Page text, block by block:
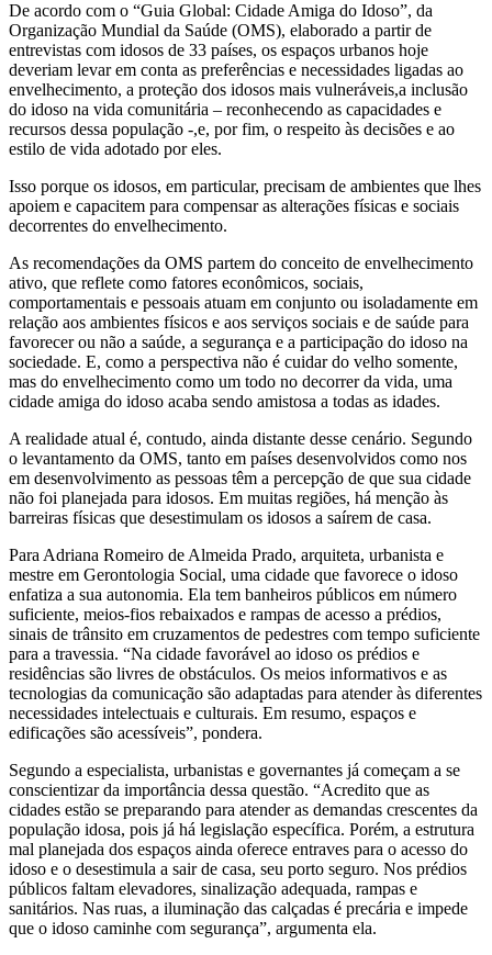
De acordo com o “Guia Global: Cidade Amiga do Idoso”, da
Organização Mundial da Saúde (OMS), elaborado a partir de
entrevistas com idosos de 33 países, os espaços urbanos hoje
deveriam levar em conta as preferências e necessidades ligadas ao
envelhecimento, a proteção dos idosos mais vulneráveis,a inclusão
do idoso na vida comunitária – reconhecendo as capacidades e
recursos dessa população -,e, por fim, o respeito às decisões e ao
estilo de vida adotado por eles.
Isso porque os idosos, em particular, precisam de ambientes que lhes
apoiem e capacitem para compensar as alterações físicas e sociais
decorrentes do envelhecimento.
As recomendações da OMS partem do conceito de envelhecimento
ativo, que reflete como fatores econômicos, sociais,
comportamentais e pessoais atuam em conjunto ou isoladamente em
relação aos ambientes físicos e aos serviços sociais e de saúde para
favorecer ou não a saúde, a segurança e a participação do idoso na
sociedade. E, como a perspectiva não é cuidar do velho somente,
mas do envelhecimento como um todo no decorrer da vida, uma
cidade amiga do idoso acaba sendo amistosa a todas as idades.
A realidade atual é, contudo, ainda distante desse cenário. Segundo
o levantamento da OMS, tanto em países desenvolvidos como nos
em desenvolvimento as pessoas têm a percepção de que sua cidade
não foi planejada para idosos. Em muitas regiões, há menção às
barreiras físicas que desestimulam os idosos a saírem de casa.
Para Adriana Romeiro de Almeida Prado, arquiteta, urbanista e
mestre em Gerontologia Social, uma cidade que favorece o idoso
enfatiza a sua autonomia. Ela tem banheiros públicos em número
suficiente, meios-fios rebaixados e rampas de acesso a prédios,
sinais de trânsito em cruzamentos de pedestres com tempo suficiente
para a travessia. “Na cidade favorável ao idoso os prédios e
residências são livres de obstáculos. Os meios informativos e as
tecnologias da comunicação são adaptadas para atender às diferentes
necessidades intelectuais e culturais. Em resumo, espaços e
edificações são acessíveis”, pondera.
Segundo a especialista, urbanistas e governantes já começam a se
conscientizar da importância dessa questão. “Acredito que as
cidades estão se preparando para atender as demandas crescentes da
população idosa, pois já há legislação específica. Porém, a estrutura
mal planejada dos espaços ainda oferece entraves para o acesso do
idoso e o desestimula a sair de casa, seu porto seguro. Nos prédios
públicos faltam elevadores, sinalização adequada, rampas e
sanitários. Nas ruas, a iluminação das calçadas é precária e impede
que o idoso caminhe com segurança”, argumenta ela.